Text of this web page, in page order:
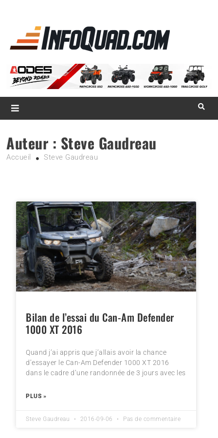
Magazine InfoQuad.com
Auteur : Steve Gaudreau
Accueil Steve Gaudreau
Bilan de l’essai du Can-Am Defender
1000 XT 2016
Quand j’ai appris que j’allais avoir la chance
d’essayer le Can-Am Defender 1000 XT 2016
dans le cadre d’une randonnée de 3 jours avec les
PLUS »
Steve Gaudreau 2016-09-06 Pas de commentaire